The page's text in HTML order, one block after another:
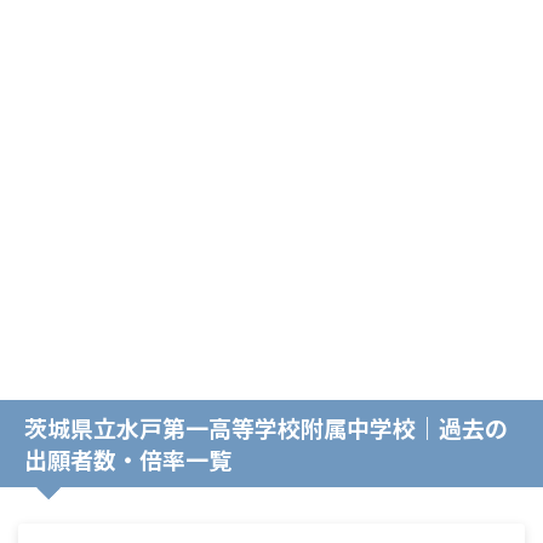
茨城県立水戸第一高等学校附属中学校｜過去の
出願者数・倍率一覧